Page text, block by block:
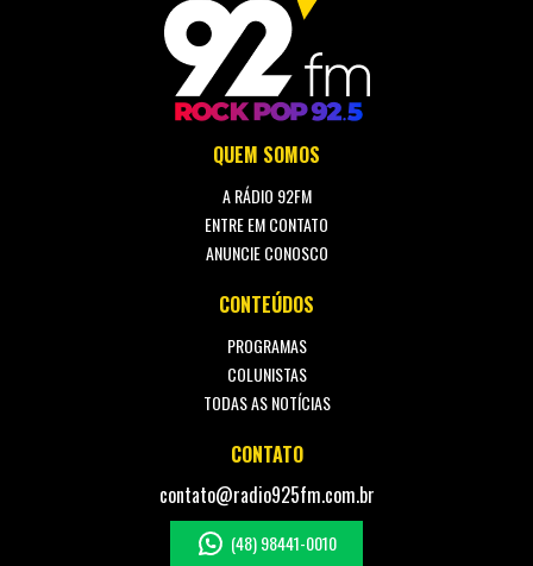
QUEM SOMOS
A RÁDIO 92FM
ENTRE EM CONTATO
ANUNCIE CONOSCO
CONTEÚDOS
PROGRAMAS
COLUNISTAS
TODAS AS NOTÍCIAS
CONTATO
contato@radio925fm.com.br
(48) 98441-0010